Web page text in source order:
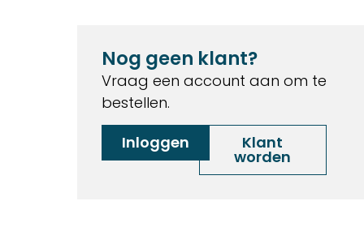
Nog geen klant?
Vraag een account aan om te
bestellen.
Inloggen
Klant
worden